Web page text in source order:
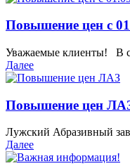
Повышение цен с
Уважаемые клиенты! В
Далее
Повышение цен
Лужский Абразивный
Далее